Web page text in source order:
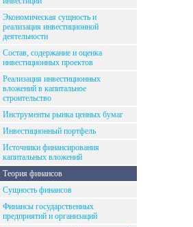
Экономическая сущность и
реализация инвестиционной
деятельности
Состав, содержание и оценка
инвестиционных проектов
Реализация инвестиционных
вложений в капитальное
строительство
Инструменты рынка ценных бумаг
Инвестиционный портфель
Источники финансирования
капитальных вложений
Теория финансов
Сущность финансов
Финансы государственных
предприятий и организаций